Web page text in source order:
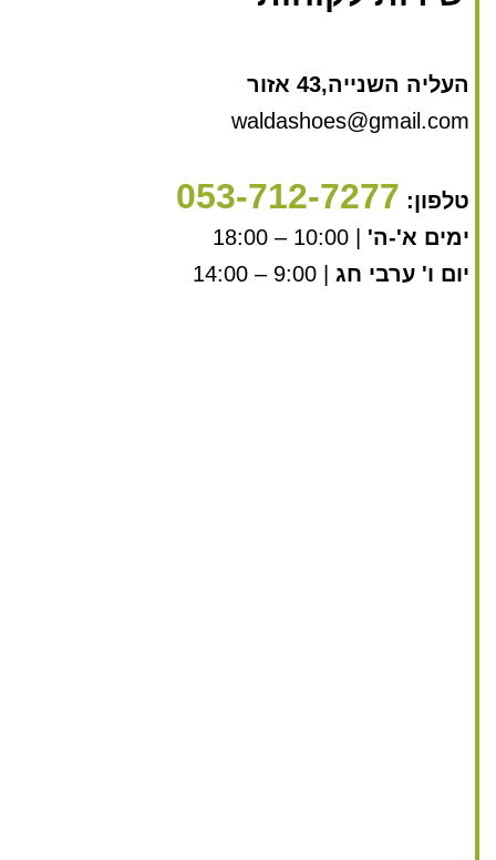
העליה השנייה,43 אזור
waldashoes@gmail.com
טלפון: 053-712-7277
ימים א'-ה' | 10:00 – 18:00
יום ו' ערבי חג | 9:00 – 14:00